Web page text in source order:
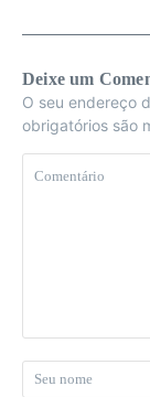
Deixe um
O seu endereço
obrigatórios são